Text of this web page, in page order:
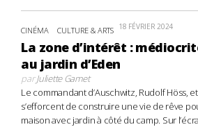
CINÉMA CULTURE & ARTS 18 FÉVRIER 2024
La zone d’intérêt :
au jardin d’Eden
parJuliette Gamet
Le commandant d’Auschwitz, Rudolf Höss,
s’efforcent de construire une vie de rêve
maison avec jardin à côté du camp. Sur